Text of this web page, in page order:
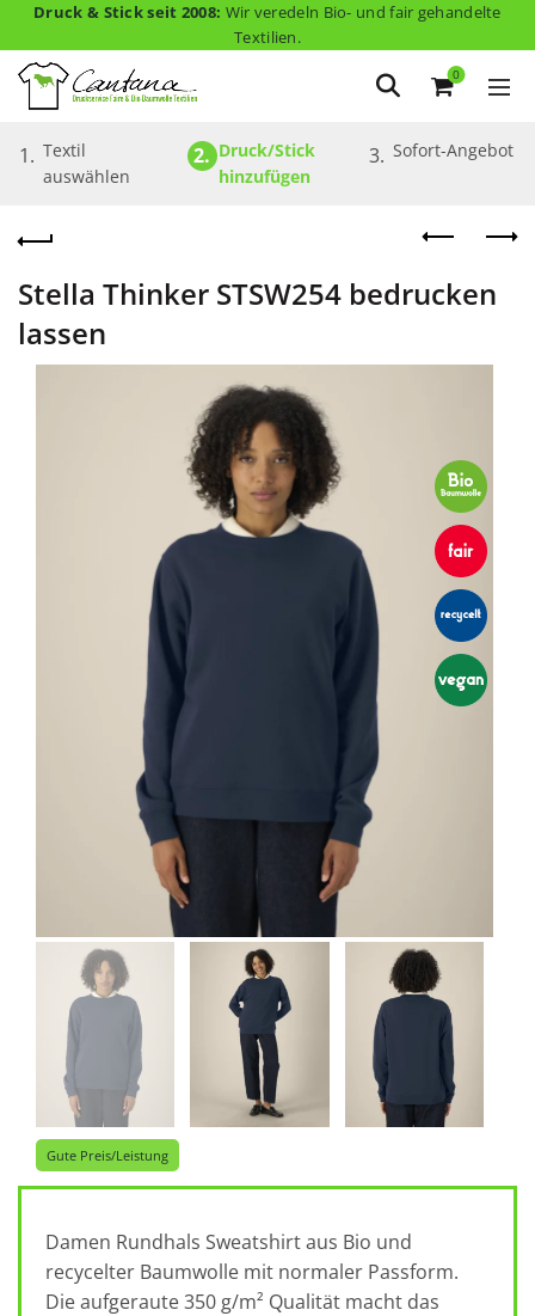
Druck & Stick seit 2008: Wir veredeln Bio- und fair gehandelte
Textilien.
0
1. Textil
auswählen
2. Druck/Stick
hinzufügen
3. Sofort-Angebot
Stella Thinker STSW254 bedrucken
lassen
Gute Preis/Leistung
Damen Rundhals Sweatshirt aus Bio und
recycelter Baumwolle mit normaler Passform.
Die aufgeraute 350 g/m² Qualität macht das